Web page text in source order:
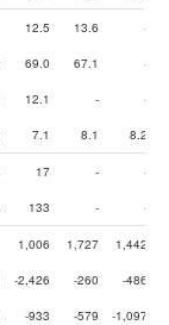
12.5 13.6 -
69.0 67.1 -
12.1 - -
7.1 8.1 8.2
17 - -
133 - -
1,006 1,727 1,442
-2,426 -260 -486
-933 -579 -1,097